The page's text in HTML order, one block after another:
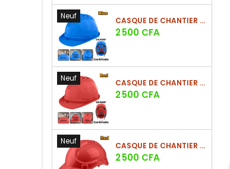
Neuf CASQUE DE CHANTIER BLEU EN PE 380G
Prix
2 500 CFA
Neuf CASQUE DE CHANTIER ROUGE EN PE 380G
Prix
2 500 CFA
Neuf CASQUE DE CHANTIER ROUGE EN PE 330G - NOUVEAU MODÈLE
Prix
2 500 CFA